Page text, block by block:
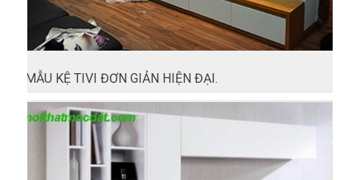
MẪU KỆ TIVI ĐƠN GIẢN HIỆN ĐẠI.